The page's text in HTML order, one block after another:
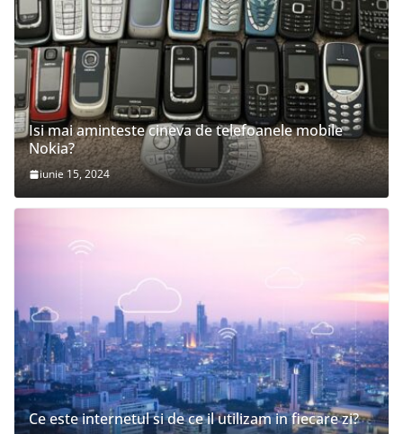
Isi mai aminteste cineva de telefoanele mobile
Nokia?
iunie 15, 2024
Ce este internetul si de ce il utilizam in fiecare zi?